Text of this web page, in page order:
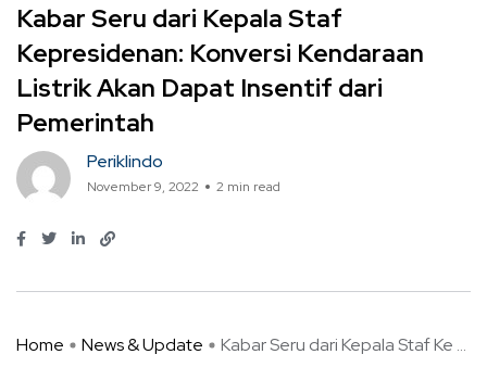
Kabar Seru dari Kepala Staf
Kepresidenan: Konversi Kendaraan
Listrik Akan Dapat Insentif dari
Pemerintah
Periklindo
November 9, 2022 2 min read
Home News & Update Kabar Seru dari Kepala Staf Ke ...